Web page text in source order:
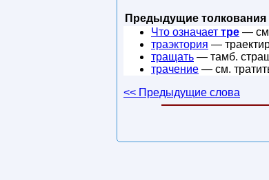
Предыдущие толкования
Что означает тре —
траэктория —
тращать — тамб.
трачение — см.
<< Предыдущие слова